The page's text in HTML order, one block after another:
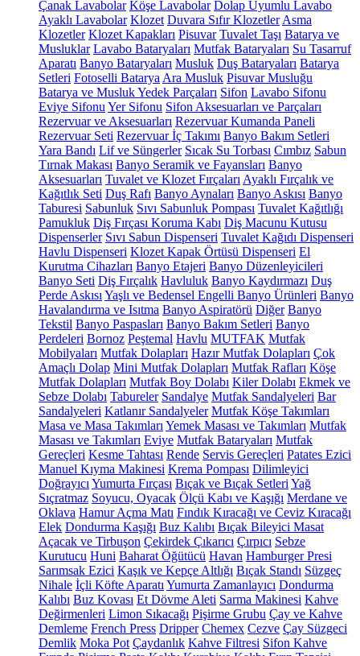
Çanak Lavabolar Köşe Lavabolar Dolap Uyumlu Lavabo
Ayaklı Lavabolar Klozet Duvara Sıfır Klozetler Asma
Klozetler Klozet Kapakları Pisuvar Tuvalet Taşı Batarya ve
Musluklar Lavabo Bataryaları Mutfak Bataryaları Su Tasarruf
Aparatı Banyo Bataryaları Musluk Duş Bataryaları Batarya
Setleri Fotoselli Batarya Ara Musluk Pisuvar Musluğu
Batarya ve Musluk Yedek Parçaları Sifon Lavabo Sifonu
Eviye Sifonu Yer Sifonu Sifon Aksesuarları ve Parçaları
Rezervuar ve Aksesuarları Rezervuar Kumanda Paneli
Rezervuar Seti Rezervuar İç Takımı Banyo Bakım Setleri
Yara Bandı Lif ve Süngerler Sıcak Su Torbası Cımbız Sabun
Tırnak Makası Banyo Seramik ve Fayansları Banyo
Aksesuarları Tuvalet ve Klozet Fırçaları Ayaklı Fırçalık ve
Kağıtlık Seti Duş Rafı Banyo Aynaları Banyo Askısı Banyo
Taburesi Sabunluk Sıvı Sabunluk Pompası Tuvalet Kağıtlığı
Pamukluk Diş Fırçası Koruma Kabı Diş Macunu Kutusu
Dispenserler Sıvı Sabun Dispenseri Tuvalet Kağıdı Dispenseri
Havlu Dispenseri Klozet Kapak Örtüsü Dispenseri El
Kurutma Cihazları Banyo Etajeri Banyo Düzenleyicileri
Banyo Seti Diş Fırçalık Havluluk Banyo Kaydırmazı Duş
Perde Askısı Yaşlı ve Bedensel Engelli Banyo Ürünleri Banyo
Havalandırma ve Isıtma Banyo Aspiratörü Diğer Banyo
Tekstil Banyo Paspasları Banyo Bakım Setleri Banyo
Perdeleri Bornoz Peştemal Havlu MUTFAK Mutfak
Mobilyaları Mutfak Dolapları Hazır Mutfak Dolapları Çok
Amaçlı Dolap Mini Mutfak Dolapları Mutfak Rafları Köşe
Mutfak Dolapları Mutfak Boy Dolabı Kiler Dolabı Ekmek ve
Sebze Dolabı Tabureler Sandalye Mutfak Sandalyeleri Bar
Sandalyeleri Katlanır Sandalyeler Mutfak Köşe Takımları
Masa ve Masa Takımları Yemek Masası ve Takımları Mutfak
Masası ve Takımları Eviye Mutfak Bataryaları Mutfak
Gereçleri Kesme Tahtası Rende Servis Gereçleri Patates Ezici
Manuel Kıyma Makinesi Krema Pompası Dilimleyici
Doğrayıcı Yumurta Fırçası Bıçak ve Bıçak Setleri Yağ
Sıçratmaz Soyucu, Oyacak Ölçü Kabı ve Kaşığı Merdane ve
Oklava Hamur Açma Matı Fındık Kıracağı ve Ceviz Kıracağı
Elek Dondurma Kaşığı Buz Kalıbı Bıçak Bileyici Masat
Açacak ve Tirbuşon Çekirdek Çıkarıcı Çırpıcı Sebze
Kurutucu Huni Baharat Öğütücü Havan Hamburger Presi
Sarımsak Ezici Kaşık ve Kepçe Altlığı Bıçak Standı Süzgeç
Nihale İçli Köfte Aparatı Yumurta Zamanlayıcı Dondurma
Kalıbı Buz Kovası Et Dövme Aleti Sarma Makinesi Kahve
Değirmenleri Limon Sıkacağı Pişirme Grubu Çay ve Kahve
Demleme French Press Dripper Chemex Cezve Çay Süzgeci
Demlik Moka Pot Çaydanlık Kahve Filtresi Sifon Kahve